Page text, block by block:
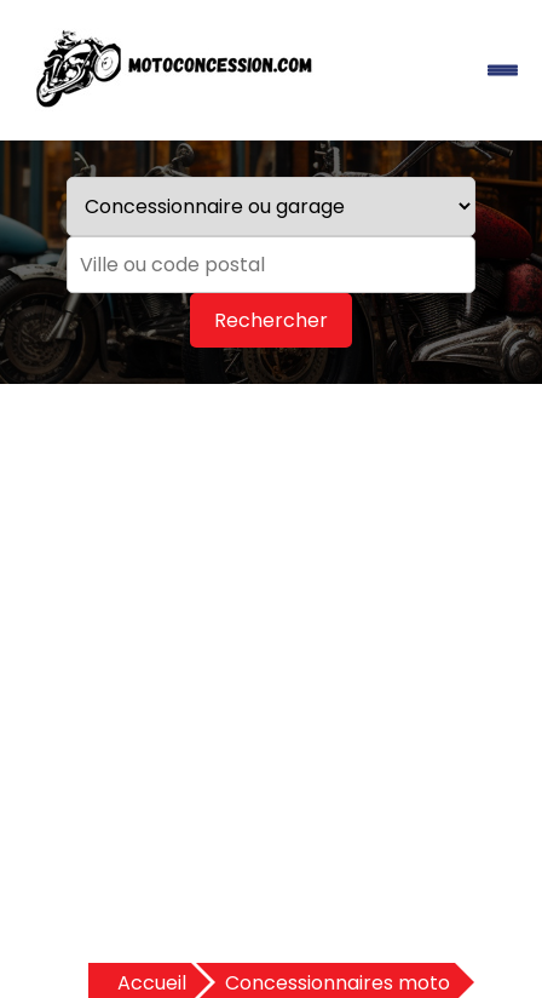
Rechercher
Accueil
Concessionnaires moto